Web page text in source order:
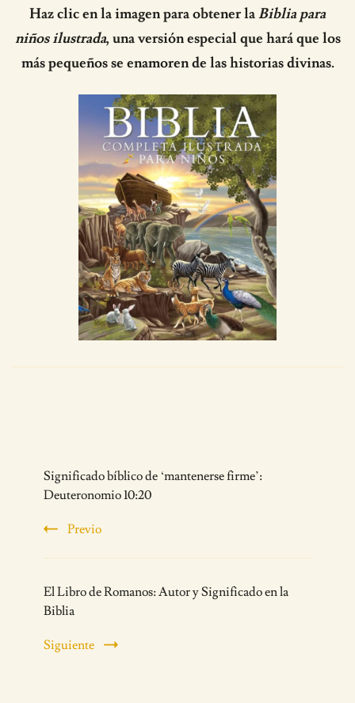
Haz clic en la imagen para obtener laBiblia para
niños ilustrada, una versión especial que hará que los
más pequeños se enamoren de las historias divinas.
Navigation
Significado bíblico de ‘mantenerse firme’:
Deuteronomio 10:20
Previo
El Libro de Romanos: Autor y Significado en la
Biblia
Siguiente